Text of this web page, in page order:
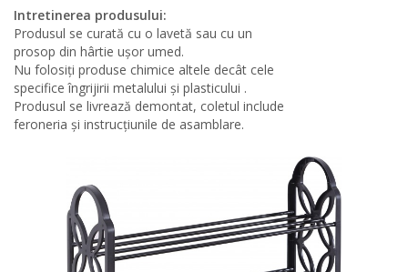
Intretinerea produsului:
Produsul se curată cu o lavetă sau cu un
prosop din hârtie ușor umed.
Nu folosiți produse chimice altele decât cele
specifice îngrijirii metalului și plasticului .
Produsul se livrează demontat, coletul include
feroneria și instrucțiunile de asamblare.